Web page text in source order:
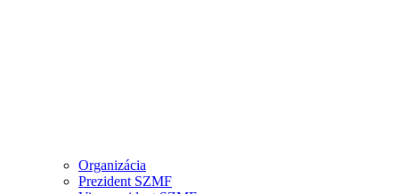
Organizácia
Prezident SZMF